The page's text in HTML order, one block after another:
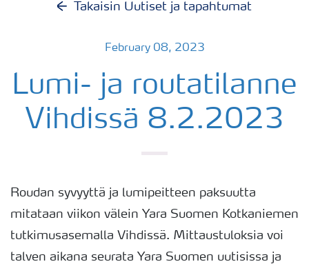
Takaisin Uutiset ja tapahtumat
February 08, 2023
Lumi- ja routatilanne
Vihdissä 8.2.2023
Roudan syvyyttä ja lumipeitteen paksuutta
mitataan viikon välein Yara Suomen Kotkaniemen
tutkimusasemalla Vihdissä. Mittaustuloksia voi
talven aikana seurata Yara Suomen uutisissa ja